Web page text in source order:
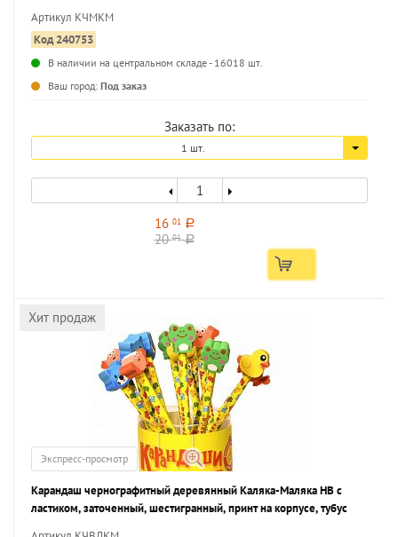
Артикул КЧМКМ
Код 240753
В наличии на центральном складе - 16018 шт.
Ваш город: Под заказ
Заказать по:
1 шт.
16 01 a
2001 a
Хит продаж
Экспресс-просмотр
Карандаш чернографитный деревянный Каляка-Маляка НВ с
ластиком, заточенный, шестигранный, принт на корпусе, тубус